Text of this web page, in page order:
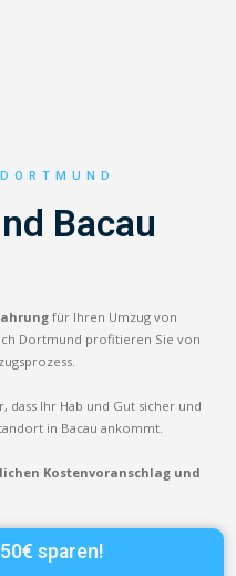
Bacau
für Ihren Umzug von
Dortmund profitieren Sie von
dass Ihr Hab und Gut sicher und
in Bacau ankommt.
Kostenvoranschlag und
sparen!